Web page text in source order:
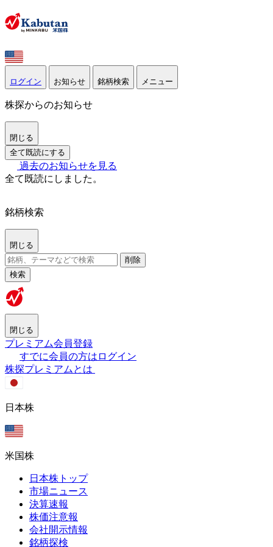
ログイン お知らせ 銘柄検索 メニュー
株探からのお知らせ
閉じる
全て既読にする
過去のお知らせを見る
全て既読にしました。
銘柄検索
閉じる
削除
検索
閉じる
プレミアム会員登録
すでに会員の方はログイン
株探プレミアムとは
日本株
米国株
日本株トップ
市場ニュース
決算速報
株価注意報
会社開示情報
銘柄探検